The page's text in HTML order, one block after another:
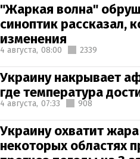
"Жаркая волна"
синоптик рассказал,
изменения
4 августа, 08:00 2339
Украину накрывает
где температура
4 августа, 07:33 908
Украину охватит
некоторых областях